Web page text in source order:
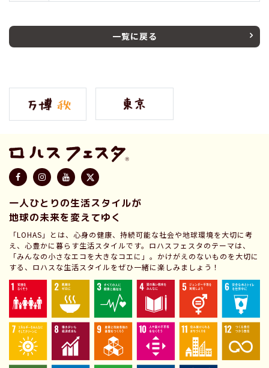
一覧に戻る
一人ひとりの生活スタイルが
地球の未来を変えてゆく
「LOHAS」とは、心身の健康、持続可能な社会や地球環境を大切に考
え、心豊かに暮らす生活スタイルです。ロハスフェスタのテーマは、
「みんなの小さなエコを大きなコエに」。かけがえのないものを大切に
する、ロハスな生活スタイルをぜひ一緒に楽しみましょう！